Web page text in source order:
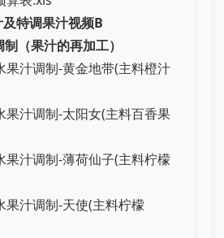
特调果汁视频B
（果汁的再加工）
汁调制-黄金地带(主料橙汁
汁调制-太阳女(主料百香果
汁调制-薄荷仙子(主料柠檬
汁调制-天使(主料柠檬